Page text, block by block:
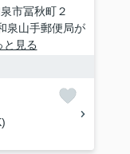
市冨秋町２
泉山手郵便局が
と見る